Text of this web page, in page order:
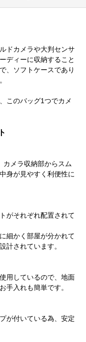
ドカメラや大判センサ
ディーに収納すること
、ソフトケースであり
このバッグ1つでカメ
カメラ収納部からスム
身が見やすく利便性に
がそれぞれ配置されて
細かく部屋が分かれて
計されています。
用しているので、地面
手入れも簡単です。
が付いている為、安定